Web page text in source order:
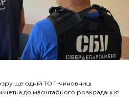
ще одній ТОП-чиновниці
до масштабного розкрадання